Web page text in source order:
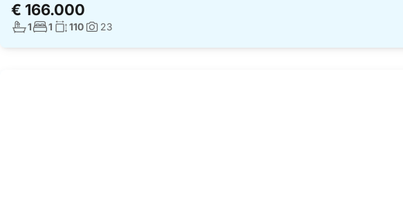
€ 166.000
Aantal badkamers:
1Aantal slaapkamers:
1 Woonoppervlakte:
110Foto's:
23